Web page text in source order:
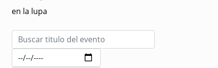
en la lupa